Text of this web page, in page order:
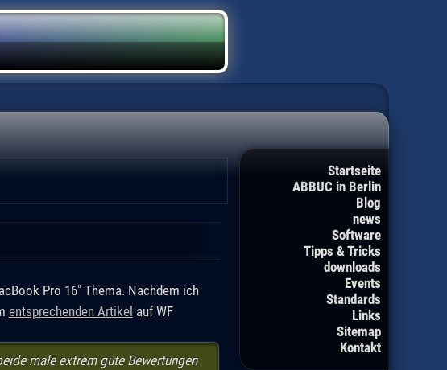
Startseite
ABBUC in Berlin
Blog
news
Software
Tipps & Tricks
downloads
Events
Standards
Links
Sitemap
Kontakt
Pro 16" Thema. Nachdem ich
entsprechenden Artikel auf WF
male extrem gute Bewertungen